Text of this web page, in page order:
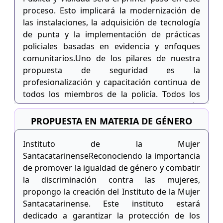
desarrollo personal. Queremos que los
ciudadanos se sientan inspirados y motivados
a mejorar sus vidas y contribuir al desarrollo
de la comunidad.Además, los Centros de
Transformación servirán como puntos de
encuentro y cohesión social, donde las
personas de diferentes edades, trasfondos y
estratos sociales puedan reunirse, interactuar
y colaborar en proyectos y actividades
proceso. Esto implicará la modernización de
las instalaciones, la adquisición de tecnología
de punta y la implementación de prácticas
policiales basadas en evidencia y enfoques
comunitarios.Uno de los pilares de nuestra
propuesta de seguridad es la
profesionalización y capacitación continua de
todos los miembros de la policía. Todos los
agentes de seguridad de Santa Catarina serán
sometidos a pruebas de control y confianza
periódicas para garantizar su idoneidad y
fiabilidad. Además, nos comprometemos a
asignar a los agentes a sus comunidades de
origen siempre que sea posible, para que
puedan desarrollar relaciones sólidas con los
residentes y entender mejor sus necesidades y
preocupaciones.En cuanto a la prevención del
delito, nuestra propuesta incluye la instalación
PROPUESTA EN MATERIA DE GÉNERO
Instituto de la Mujer
SantacatarinenseReconociendo la importancia
de promover la igualdad de género y combatir
la discriminación contra las mujeres,
propongo la creación del Instituto de la Mujer
Santacatarinense. Este instituto estará
dedicado a garantizar la protección de los